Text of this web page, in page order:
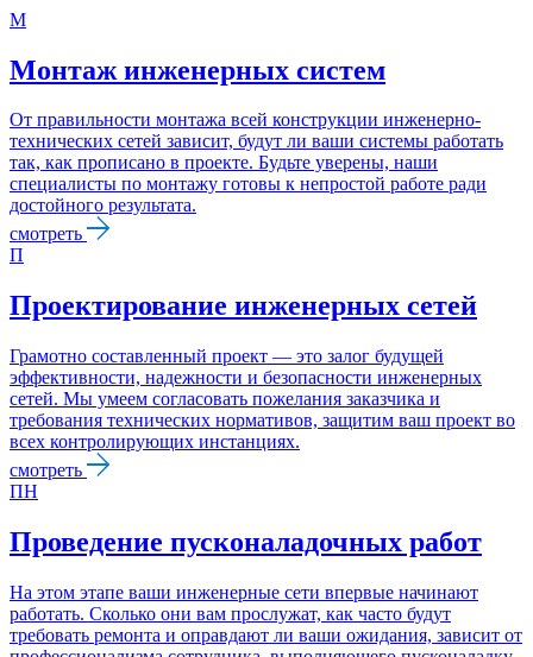
М
Монтаж инженерных систем
От правильности монтажа всей конструкции инженерно-
технических сетей зависит, будут ли ваши системы работать
так, как прописано в проекте. Будьте уверены, наши
специалисты по монтажу готовы к непростой работе ради
достойного результата.
смотреть
П
Проектирование инженерных сетей
Грамотно составленный проект — это залог будущей
эффективности, надежности и безопасности инженерных
сетей. Мы умеем согласовать пожелания заказчика и
требования технических нормативов, защитим ваш проект во
всех контролирующих инстанциях.
смотреть
ПН
Проведение пусконаладочных работ
На этом этапе ваши инженерные сети впервые начинают
работать. Сколько они вам прослужат, как часто будут
требовать ремонта и оправдают ли ваши ожидания, зависит от